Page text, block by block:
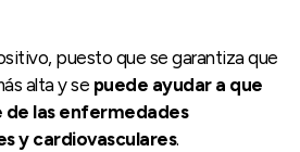
puesto que se garantiza que
alta y se puede ayudar a que
de las enfermedades
y cardiovasculares.